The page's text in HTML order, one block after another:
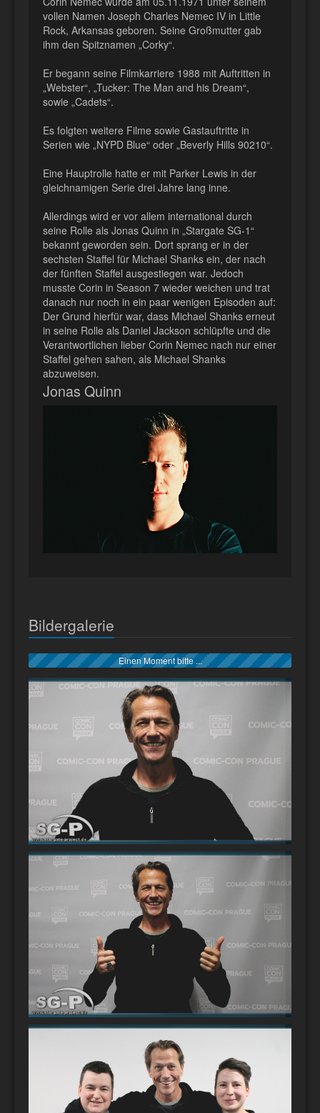
vollen Namen Joseph Charles Nemec IV in Little
Rock, Arkansas geboren. Seine Großmutter gab
ihm den Spitznamen „Corky“.
Er begann seine Filmkarriere 1988 mit Auftritten in
„Webster“, „Tucker: The Man and his Dream“,
sowie „Cadets“.
Es folgten weitere Filme sowie Gastauftritte in
Serien wie „NYPD Blue“ oder „Beverly Hills 90210“.
Eine Hauptrolle hatte er mit Parker Lewis in der
gleichnamigen Serie drei Jahre lang inne.
Allerdings wird er vor allem international durch
seine Rolle als Jonas Quinn in „Stargate SG-1“
bekannt geworden sein. Dort sprang er in der
sechsten Staffel für Michael Shanks ein, der nach
der fünften Staffel ausgestiegen war. Jedoch
musste Corin in Season 7 wieder weichen und trat
danach nur noch in ein paar wenigen Episoden auf:
Der Grund hierfür war, dass Michael Shanks erneut
in seine Rolle als Daniel Jackson schlüpfte und die
Verantwortlichen lieber Corin Nemec nach nur einer
Staffel gehen sahen, als Michael Shanks
abzuweisen.
Jonas Quinn
Bildergalerie
Einen Moment bitte ...